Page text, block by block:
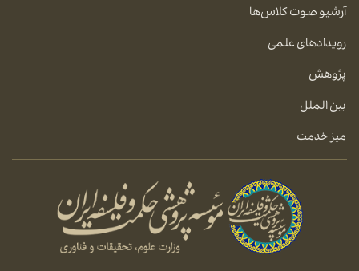
آرشیو صوت کلاس‌ها
رویدادهای علمی
پژوهش
بین الملل
میز خدمت